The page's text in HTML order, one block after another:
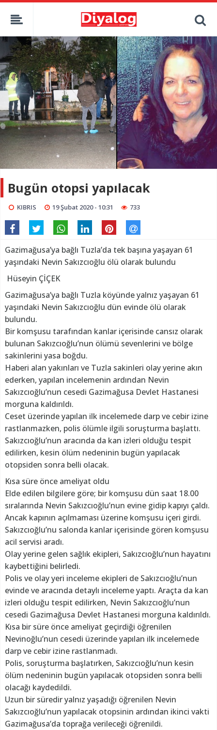
Bugün otopsi yapılacak
KIBRIS 19 Şubat 2020 - 10:31 733
Gazimağusa’ya bağlı Tuzla’da tek başına yaşayan 61
yaşındaki Nevin Sakızcıoğlu ölü olarak bulundu
Hüseyin ÇİÇEK
Gazimağusa’ya bağlı Tuzla köyünde yalnız yaşayan 61
yaşındaki Nevin Sakızcıoğlu dün evinde ölü olarak
bulundu.
Bir komşusu tarafından kanlar içerisinde cansız olarak
bulunan Sakızcıoğlu’nun ölümü sevenlerini ve bölge
sakinlerini yasa boğdu.
Haberi alan yakınları ve Tuzla sakinleri olay yerine akın
ederken, yapılan incelemenin ardından Nevin
Sakızcıoğlu’nun cesedi Gazimağusa Devlet Hastanesi
morguna kaldırıldı.
Ceset üzerinde yapılan ilk incelemede darp ve cebir izine
rastlanmazken, polis ölümle ilgili soruşturma başlattı.
Sakızcıoğlu’nun aracında da kan izleri olduğu tespit
edilirken, kesin ölüm nedeninin bugün yapılacak
otopsiden sonra belli olacak.
Kısa süre önce ameliyat oldu
Elde edilen bilgilere göre; bir komşusu dün saat 18.00
sıralarında Nevin Sakızcıoğlu’nun evine gidip kapıyı çaldı.
Ancak kapının açılmaması üzerine komşusu içeri girdi.
Sakızcıoğlu’nu salonda kanlar içerisinde gören komşusu
acil servisi aradı.
Olay yerine gelen sağlık ekipleri, Sakızcıoğlu’nun hayatını
kaybettiğini belirledi.
Polis ve olay yeri inceleme ekipleri de Sakızcıoğlu’nun
evinde ve aracında detaylı inceleme yaptı. Araçta da kan
izleri olduğu tespit edilirken, Nevin Sakızcıoğlu’nun
cesedi Gazimağusa Devlet Hastanesi morguna kaldırıldı.
Kısa bir süre önce ameliyat geçirdiği öğrenilen
Nevinoğlu’nun cesedi üzerinde yapılan ilk incelemede
darp ve cebir izine rastlanmadı.
Polis, soruşturma başlatırken, Sakızcıoğlu’nun kesin
ölüm nedeninin bugün yapılacak otopsiden sonra belli
olacağı kaydedildi.
Uzun bir süredir yalnız yaşadığı öğrenilen Nevin
Sakızcıoğlu’nun yapılacak otopsinin ardından ikinci vakti
Gazimağusa’da toprağa verileceği öğrenildi.